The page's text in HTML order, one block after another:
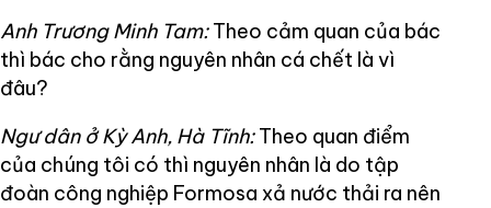
Anh Trương Minh Tam:Theo cảm quan của bác
thì bác cho rằng nguyên nhân cá chết là vì
đâu?
Ngư dân ở Kỳ Anh, Hà Tĩnh:Theo quan điểm
của chúng tôi có thì nguyên nhân là do tập
đoàn công nghiệp Formosa xả nước thải ra nên